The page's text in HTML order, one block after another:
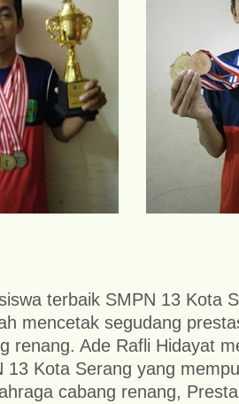
terbaik SMPN 13 Kota
mencetak segudang
renang. Ade Rafli Hidayat
13 Kota Serang yang
cabang renang,